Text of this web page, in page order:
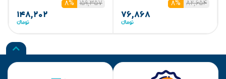
۸۲,۶۵۴
۸%
۷۶,۸۶۸
۱۵۹,۳۵۷ ۸%
۱۴۸,۲۰۲